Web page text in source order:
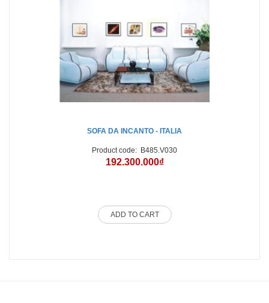
SOFA DA INCANTO - ITALIA
Product code: B485.V030
192.300.000₫
ADD TO CART